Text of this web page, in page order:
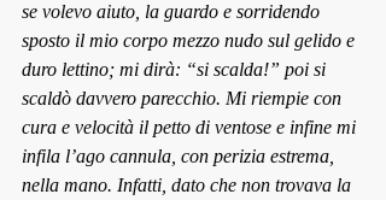
se volevo aiuto, la guardo e sorridendo
sposto il mio corpo mezzo nudo sul gelido e
duro lettino; mi dirà: “si scalda!” poi si
scaldò davvero parecchio. Mi riempie con
cura e velocità il petto di ventose e infine mi
infila l’ago cannula, con perizia estrema,
nella mano. Infatti, dato che non trovava la